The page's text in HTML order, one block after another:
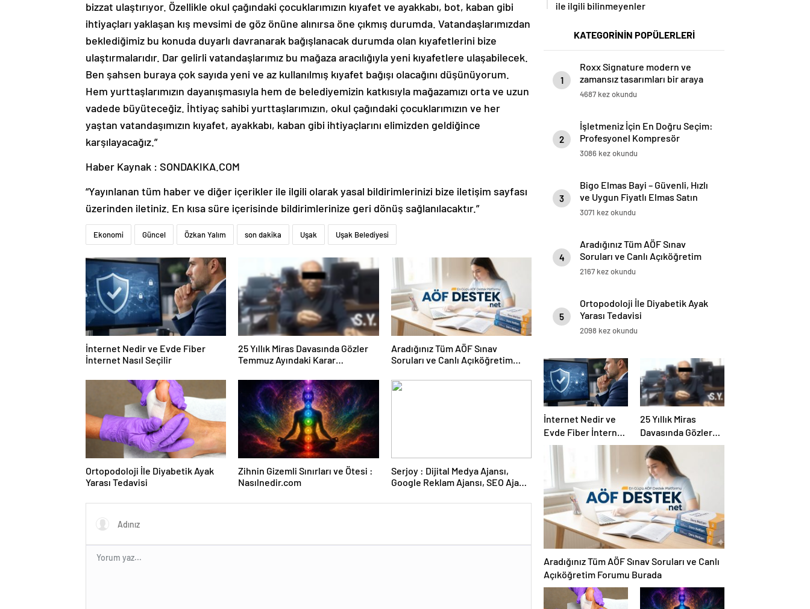
bizzat ulaştırıyor. Özellikle okul çağındaki çocuklarımızın kıyafet ve ayakkabı, bot, kaban gibi
ihtiyaçları yaklaşan kış mevsimi de göz önüne alınırsa öne çıkmış durumda. Vatandaşlarımızdan
beklediğimiz bu konuda duyarlı davranarak bağışlanacak durumda olan kıyafetlerini bize
ulaştırmalarıdır. Dar gelirli vatandaşlarımız bu mağaza aracılığıyla yeni kıyafetlere ulaşabilecek.
Ben şahsen buraya çok sayıda yeni ve az kullanılmış kıyafet bağışı olacağını düşünüyorum.
Hem yurttaşlarımızın dayanışmasıyla hem de belediyemizin katkısıyla mağazamızı orta ve uzun
vadede büyüteceğiz. İhtiyaç sahibi yurttaşlarımızın, okul çağındaki çocuklarımızın ve her
yaştan vatandaşımızın kıyafet, ayakkabı, kaban gibi ihtiyaçlarını elimizden geldiğince
karşılayacağız.”
Haber Kaynak : SONDAKIKA.COM
“Yayınlanan tüm haber ve diğer içerikler ile ilgili olarak yasal bildirimlerinizi bize iletişim sayfası
üzerinden iletiniz. En kısa süre içerisinde bildirimlerinize geri dönüş sağlanılacaktır.”
Ekonomi Güncel Özkan Yalım son dakika Uşak Uşak Belediyesi
İnternet Nedir ve Evde Fiber
İnternet Nasıl Seçilir
25 Yıllık Miras Davasında Gözler
Temmuz Ayındaki Karar
Aradığınız Tüm AÖF Sınav
Soruları ve Canlı Açıköğretim
Ortopodoloji İle Diyabetik Ayak
Yarası Tedavisi
Zihnin Gizemli Sınırları ve Ötesi :
Nasılnedir.com
Serjoy : Dijital Medya Ajansı,
Google Reklam Ajansı, SEO Ajansı
ile ilgili bilinmeyenler
KATEGORİNİN POPÜLERLERİ
1
Roxx Signature modern ve
zamansız tasarımları bir araya
getiriyor
4687 kez okundu
2
İşletmeniz İçin En Doğru Seçim:
Profesyonel Kompresör
Markaları Rehberi
3086 kez okundu
3
Bigo Elmas Bayi – Güvenli, Hızlı
ve Uygun Fiyatlı Elmas Satın
Almanın Yeni Adresi
3071 kez okundu
4
Aradığınız Tüm AÖF Sınav
Soruları ve Canlı Açıköğretim
Forumu Burada
2167 kez okundu
5
Ortopodoloji İle Diyabetik Ayak
Yarası Tedavisi
2098 kez okundu
İnternet Nedir ve
Evde Fiber İnternet
Nasıl Seçilir
25 Yıllık Miras
Davasında Gözler
Temmuz Ayındaki
Karar Duruşmasına
Çevrildi
Aradığınız Tüm AÖF Sınav Soruları ve Canlı
Açıköğretim Forumu Burada